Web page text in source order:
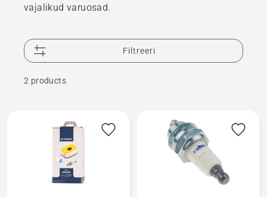
vajalikud varuosad.
Filtreeri
2 products